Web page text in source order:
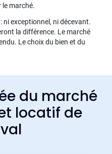
marché.
ni exceptionnel, ni décevant.
la différence. Le marché
Le choix du bien et du
du marché
locatif de